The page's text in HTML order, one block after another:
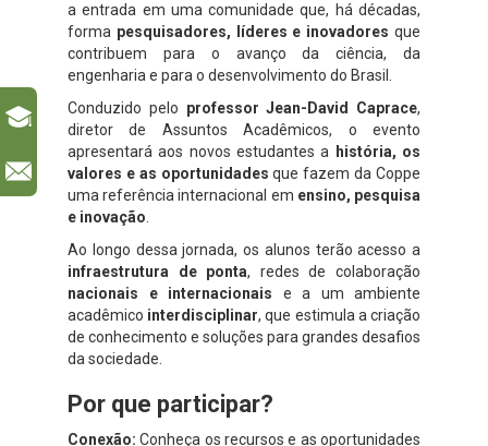
a entrada em uma comunidade que, há décadas,
forma pesquisadores, líderes e inovadores que
contribuem para o avanço da ciência, da
engenharia e para o desenvolvimento do Brasil.
Conduzido pelo professor Jean-David Caprace,
diretor de Assuntos Acadêmicos, o evento
apresentará aos novos estudantes a história, os
valores e as oportunidades que fazem da Coppe
uma referência internacional em ensino, pesquisa
e inovação.
Ao longo dessa jornada, os alunos terão acesso a
infraestrutura de ponta, redes de colaboração
nacionais e internacionais e a um ambiente
acadêmico interdisciplinar, que estimula a criação
de conhecimento e soluções para grandes desafios
da sociedade.
Por que participar?
Conexão: Conheça os recursos e as oportunidades